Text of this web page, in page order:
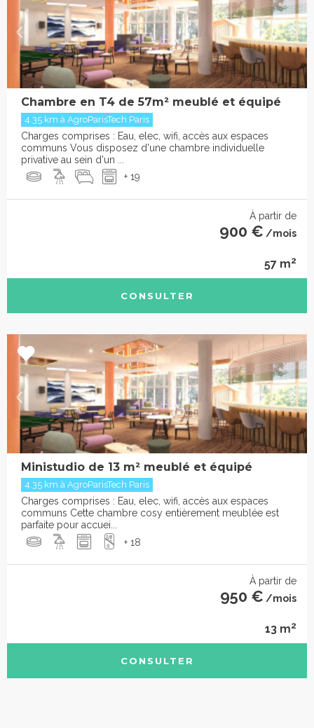
Chambre en T4 de 57m² meublé et équipé
4.35 km à AgroParisTech Paris
Charges comprises : Eau, elec, wifi, accès aux espaces
communs Vous disposez d'une chambre individuelle
privative au sein d'un ...
+ 19
À partir de
900 € /mois
57 m2
CONSULTER
Ministudio de 13 m² meublé et équipé
4.35 km à AgroParisTech Paris
Charges comprises : Eau, elec, wifi, accès aux espaces
communs Cette chambre cosy entièrement meublée est
parfaite pour accuei...
+ 18
À partir de
950 € /mois
13 m2
CONSULTER